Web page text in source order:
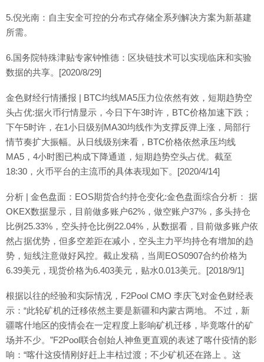
5.倪光南：自主安全可控的分布式存储全系列解决方案为新基建
所需。
6.国务院特殊津贴专家钟惟德：区块链技术可以实现临床和实验
数据的共享。[2020/8/29]
金色财经行情播报 | BTC均线MA5压力位依然有效，短期趋势空
头占优:据火币行情显示，今日下午3时许，BTC价格加速下跌；
下午5时许，在1小日级别MA30均线作为支撑反弹上涨，局部行
情节奏扩大振幅。从日线级别来看，BTC价格依然承压均线
MA5，4小时图已构成下降通道，短期趋势空头占优。截至
18:30，火币平台的主流币的具体表现如下。[2020/4/14]
分析 | 金色盘面：EOS期货合约持仓变化:金色盘面综合分析： 据
OKEX数据显示，目前做多账户62%，做空账户37%，多头持仓
比例25.33%，空头持仓比例22.04%，从数据看，目前做多账户依
然占据优势，但多空差距在减小，空头主力平均持仓有增加的趋
势，短线注意做好风控。截止发稿，当周EOS0907合约价格为
6.39美元，现货价格为6.403美元，贴水0.013美元。[2018/9/1]
根据以往的经验和实际情况，F2Pool CMO 李庆飞对金色财经表
示：“此轮矿机的迁移依然主要是新疆和内蒙古两地。 不过，新
疆喀什地区的疫情会在一定程度上影响矿机迁移，毕竟喀什的矿
场并不少。”F2Pool联合创始人神鱼更直观的表述了喀什疫情的影
响：“喀什这疫情刚好赶上丰枯过渡；不少矿机还在路上 。这